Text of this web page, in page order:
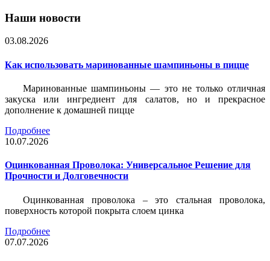
Наши новости
03.08.2026
Как использовать маринованные шампиньоны в пицце
Маринованные шампиньоны — это не только отличная
закуска или ингредиент для салатов, но и прекрасное
дополнение к домашней пицце
Подробнее
10.07.2026
Оцинкованная Проволока: Универсальное Решение для
Прочности и Долговечности
Оцинкованная проволока – это стальная проволока,
поверхность которой покрыта слоем цинка
Подробнее
07.07.2026